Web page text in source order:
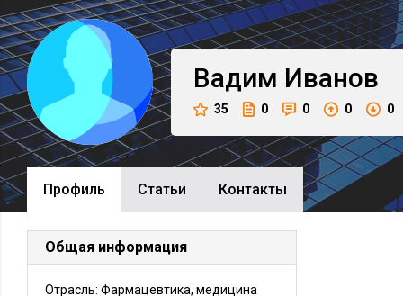
Вадим Иванов
35 0 0 0 0
Профиль Cтатьи Контакты
Общая информация
Отрасль: Фармацевтика, медицина